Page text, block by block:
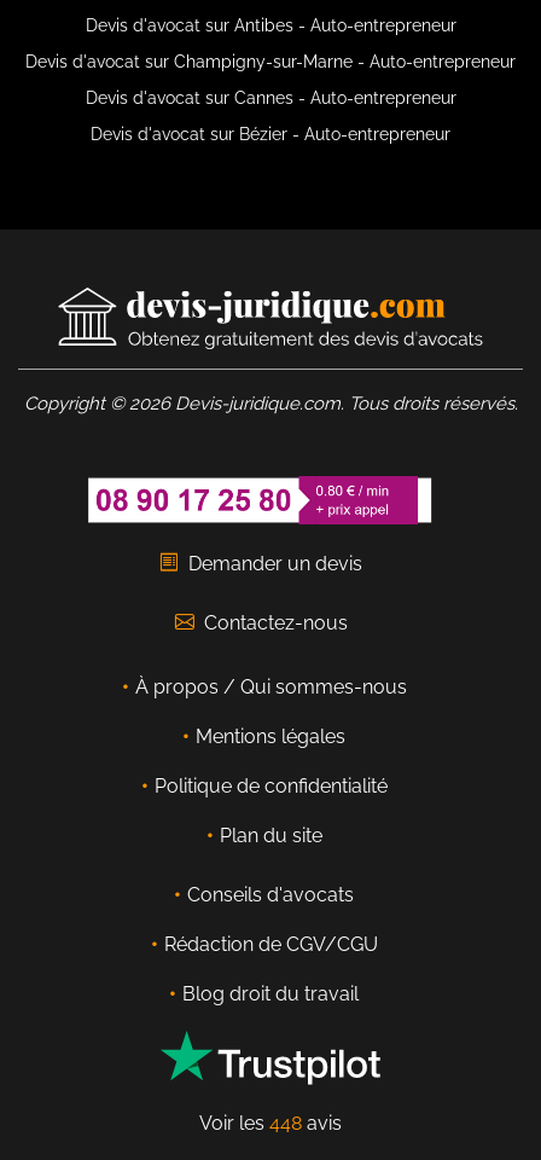
Devis d'avocat sur Antibes - Auto-entrepreneur
Devis d'avocat sur Champigny-sur-Marne - Auto-entrepreneur
Devis d'avocat sur Cannes - Auto-entrepreneur
Devis d'avocat sur Bézier - Auto-entrepreneur
Copyright © 2026 Devis-juridique.com. Tous droits réservés.
Demander un devis
Contactez-nous
À propos / Qui sommes-nous
Mentions légales
Politique de confidentialité
Plan du site
Conseils d'avocats
Rédaction de CGV/CGU
Blog droit du travail
Voir les 448 avis